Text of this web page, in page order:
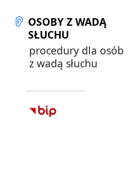
OSOBY Z WADĄ
SŁUCHU
procedury dla osób
z wadą słuchu